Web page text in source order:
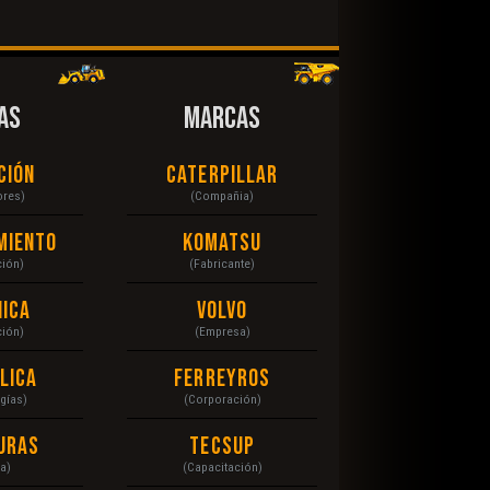
MARCAS
Caterpillar
(Compañia)
Komatsu
(Fabricante)
Volvo
(Empresa)
Ferreyros
(Corporación)
Tecsup
(Capacitación)